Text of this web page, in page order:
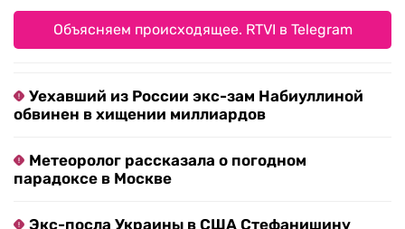
Объясняем происходящее. RTVI в Telegram
Уехавший из России экс-зам Набиуллиной
обвинен в хищении миллиардов
Метеоролог рассказала о погодном
парадоксе в Москве
Экс-посла Украины в США Стефанишину